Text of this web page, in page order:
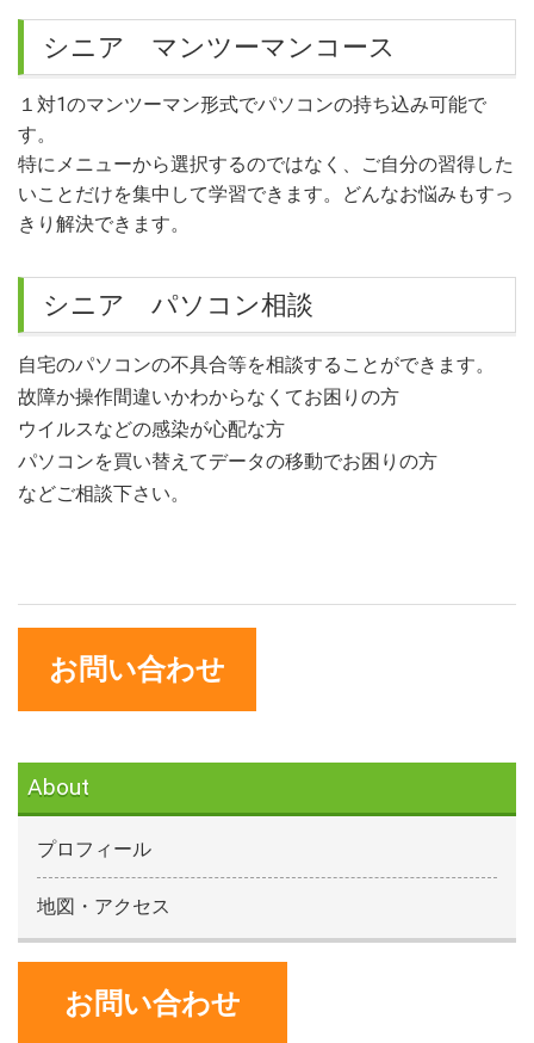
シニア マンツーマンコース
１対1のマンツーマン形式でパソコンの持ち込み可能で
す。
特にメニューから選択するのではなく、ご自分の習得した
いことだけを集中して学習できます。どんなお悩みもすっ
きり解決できます。
シニア パソコン相談
自宅のパソコンの不具合等を相談することができます。
故障か操作間違いかわからなくてお困りの方
ウイルスなどの感染が心配な方
パソコンを買い替えてデータの移動でお困りの方
などご相談下さい。
お問い合わせ
About
プロフィール
地図・アクセス
お問い合わせ